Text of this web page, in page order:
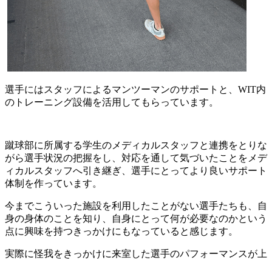
選手にはスタッフによるマンツーマンのサポートと、WIT内
のトレーニング設備を活用してもらっています。
蹴球部に所属する学生のメディカルスタッフと連携をとりな
がら選手状況の把握をし、対応を通して気づいたことをメデ
ィカルスタッフへ引き継ぎ、選手にとってより良いサポート
体制を作っています。
今までこういった施設を利用したことがない選手たちも、自
身の身体のことを知り、自身にとって何が必要なのかという
点に興味を持つきっかけにもなっていると感じます。
実際に怪我をきっかけに来室した選手のパフォーマンスが上